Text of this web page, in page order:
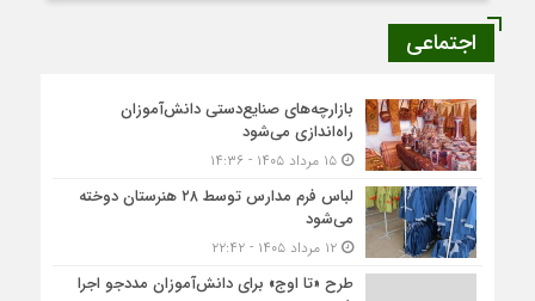
اجتماعی
بازارچه‌های صنایع‌دستی دانش‌آموزان
راه‌اندازی می‌شود
۱۵ مرداد ۱۴۰۵ - ۱۴:۳۶
لباس فرم مدارس توسط ۲۸ هنرستان‌ دوخته
می‌شود
۱۲ مرداد ۱۴۰۵ - ۲۲:۴۲
طرح «تا اوج» برای دانش‌آموزان مددجو اجرا